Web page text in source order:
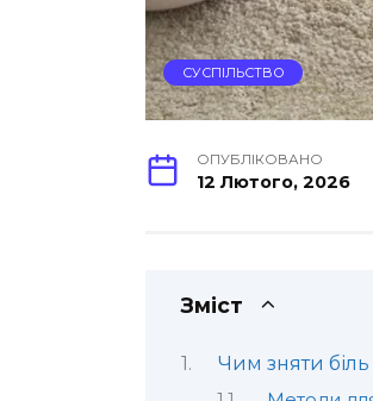
СУСПІЛЬСТВО
ОПУБЛІКОВАНО
12 Лютого, 2026
Зміст
Чим зняти біль